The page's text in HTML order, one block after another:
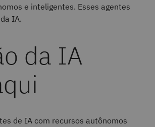
e inteligentes. Esses agentes
IA.
da IA
de IA com recursos autônomos